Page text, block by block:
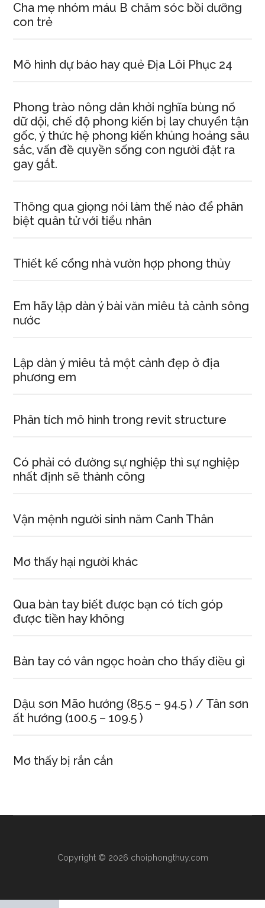
Cha mẹ nhóm máu B chăm sóc bồi dưỡng
con trẻ
Mô hình dự báo hay quẻ Địa Lôi Phục 24
Phong trào nông dân khởi nghĩa bùng nổ
dữ dội, chế độ phong kiến bị lay chuyển tận
gốc, ý thức hệ phong kiến khủng hoảng sâu
sắc, vấn đề quyền sống con người đặt ra
gay gắt.
Thông qua giọng nói làm thế nào để phân
biệt quân tử với tiểu nhân
Thiết kế cổng nhà vườn hợp phong thủy
Em hãy lập dàn ý bài văn miêu tả cảnh sông
nước
Lập dàn ý miêu tả một cảnh đẹp ở địa
phương em
Phân tích mô hình trong revit structure
Có phải có đường sự nghiệp thì sự nghiệp
nhất định sẽ thành công
Vận mệnh người sinh năm Canh Thân
Mơ thấy hại người khác
Qua bàn tay biết được bạn có tích góp
được tiền hay không
Bàn tay có vân ngọc hoàn cho thấy điều gì
Dậu sơn Mão hướng (85.5 – 94.5 ) / Tân sơn
ất hướng (100.5 – 109.5 )
Mơ thấy bị rắn cắn
Copyright © 2026 choiphongthuy.com